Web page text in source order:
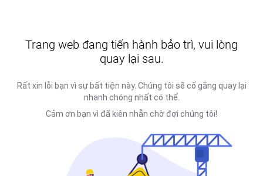
Trang web đang tiến hành bảo trì, vui lòng
quay lại sau.
Rất xin lỗi bạn vì sự bất tiện này. Chúng tôi sẽ cố gắng quay lại
nhanh chóng nhất có thể.
Cảm ơn bạn vì đã kiên nhẫn chờ đợi chúng tôi!